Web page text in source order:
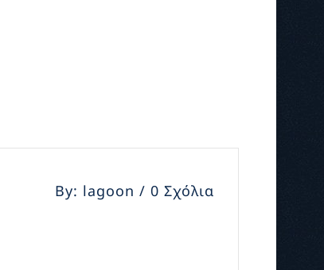
By: lagoon / 0 Σχόλια